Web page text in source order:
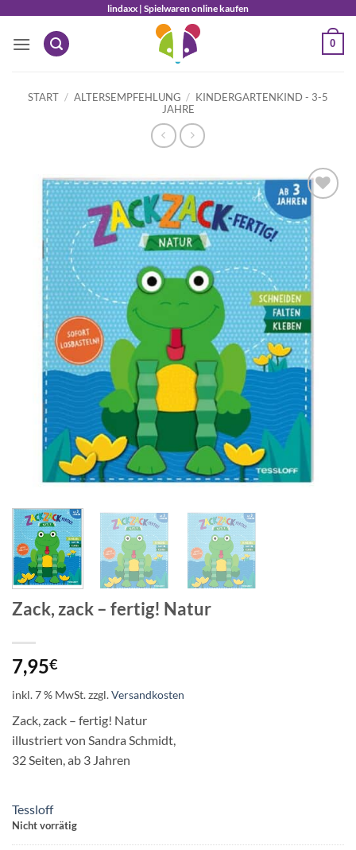
springen
lindaxx | Spielwaren online kaufen
0
START / ALTERSEMPFEHLUNG / KINDERGARTENKIND - 3-5
JAHRE
Auf die
Wunschliste
Zack, zack – fertig! Natur
7,95€
inkl. 7 % MwSt.zzgl.Versandkosten
Zack, zack – fertig! Natur
illustriert von Sandra Schmidt,
32 Seiten, ab 3 Jahren
Tessloff
Nicht vorrätig